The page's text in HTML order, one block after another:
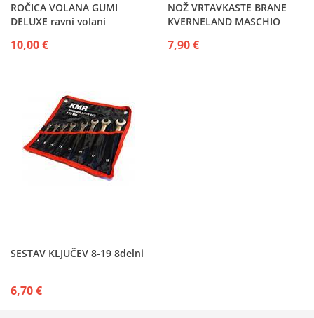
ROČICA VOLANA GUMI
DELUXE ravni volani
10,00 €
NOŽ VRTAVKASTE BRANE
KVERNELAND MASCHIO
VIGOLO...
7,90 €
SESTAV KLJUČEV 8-19 8delni
6,70 €